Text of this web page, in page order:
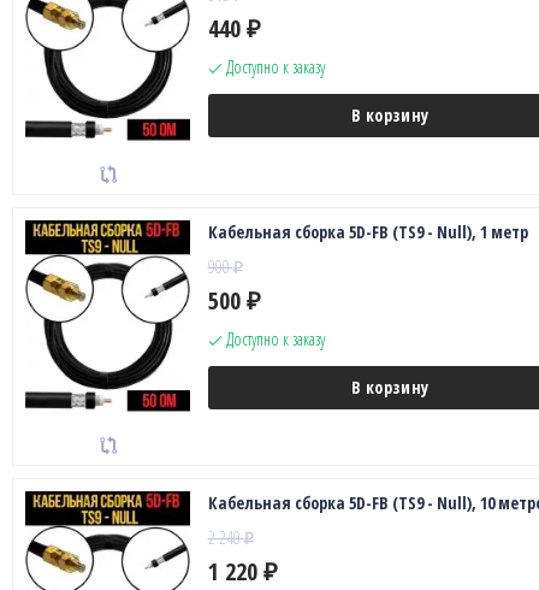
440 ₽
Доступно к заказу
В корзину
Кабельная сборка 5D-FB (TS9 - Null), 1 метр
900₽
500 ₽
Доступно к заказу
В корзину
Кабельная сборка 5D-FB (TS9 - Null), 10
2 240₽
1 220 ₽